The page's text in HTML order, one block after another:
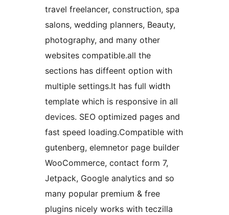
travel freelancer, construction, spa
salons, wedding planners, Beauty,
photography, and many other
websites compatible.all the
sections has diffeent option with
multiple settings.It has full width
template which is responsive in all
devices. SEO optimized pages and
fast speed loading.Compatible with
gutenberg, elemnetor page builder
WooCommerce, contact form 7,
Jetpack, Google analytics and so
many popular premium & free
plugins nicely works with teczilla